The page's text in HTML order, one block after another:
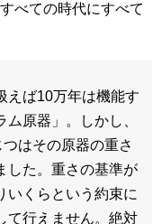
べての時代にすべて
えば10万年は機能す
原器」。しかし、
はその原器の重さ
した。重さの基準が
いくらという約束に
て行えません。絶対